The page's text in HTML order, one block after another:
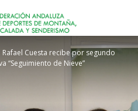
Rafael Cuesta recibe por segundo
“Seguimiento de Nieve”